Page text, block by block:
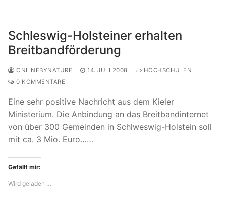
Schleswig-Holsteiner erhalten
Breitbandförderung
ONLINEBYNATURE 14. JULI 2008
HOCHSCHULEN
0 KOMMENTARE
Eine sehr positive Nachricht aus dem Kieler
Ministerium. Die Anbindung an das Breitbandinternet
von über 300 Gemeinden in Schlweswig-Holstein soll
mit ca. 3 Mio. Euro……
Gefällt mir:
Wird geladen …